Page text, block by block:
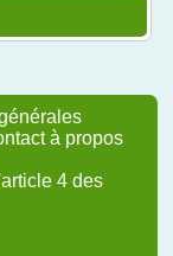
à propos
4 des